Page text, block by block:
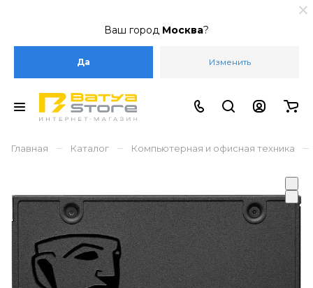
Ваш город Москва?
Да Изменить
Главная – Каталог – Компьютерная и офисная техника –